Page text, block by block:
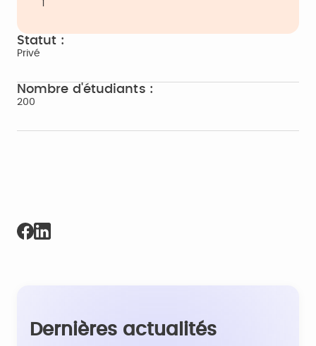
Statut :
Privé
Nombre d'étudiants :
200
Dernières actualités